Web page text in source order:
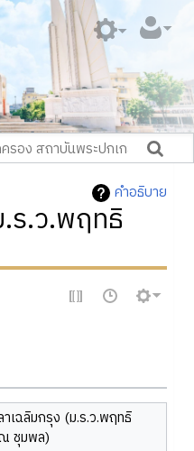
คำอธิบาย
ร.ว.พฤทธิ
เฉลิมกรุง (ม.ร.ว.พฤทธิ
ชุมพล)